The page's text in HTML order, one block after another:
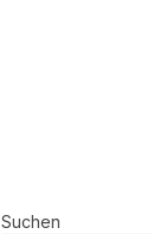
Suchen